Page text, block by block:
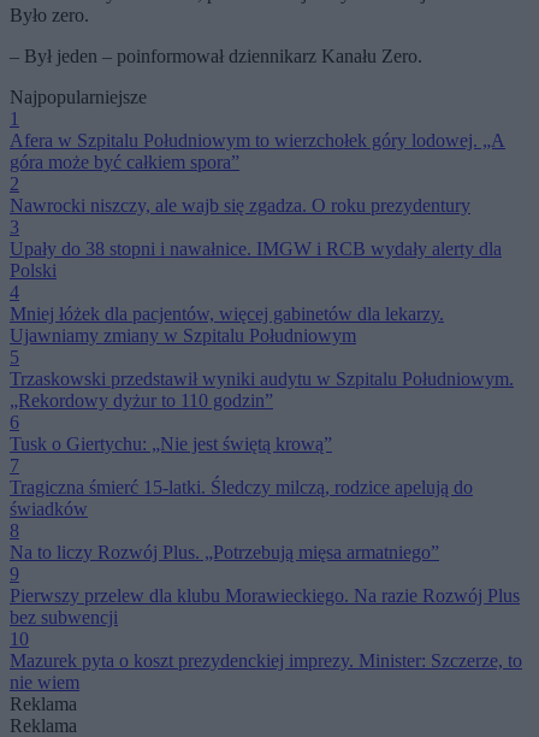
Było zero.
– Był jeden – poinformował dziennikarz Kanału Zero.
Najpopularniejsze
1
Afera w Szpitalu Południowym to wierzchołek góry lodowej. „A
góra może być całkiem spora”
2
Nawrocki niszczy, ale wajb się zgadza. O roku prezydentury
3
Upały do 38 stopni i nawałnice. IMGW i RCB wydały alerty dla
Polski
4
Mniej łóżek dla pacjentów, więcej gabinetów dla lekarzy.
Ujawniamy zmiany w Szpitalu Południowym
5
Trzaskowski przedstawił wyniki audytu w Szpitalu Południowym.
„Rekordowy dyżur to 110 godzin”
6
Tusk o Giertychu: „Nie jest świętą krową”
7
Tragiczna śmierć 15-latki. Śledczy milczą, rodzice apelują do
świadków
8
Na to liczy Rozwój Plus. „Potrzebują mięsa armatniego”
9
Pierwszy przelew dla klubu Morawieckiego. Na razie Rozwój Plus
bez subwencji
10
Mazurek pyta o koszt prezydenckiej imprezy. Minister: Szczerze, to
nie wiem
Reklama
Reklama